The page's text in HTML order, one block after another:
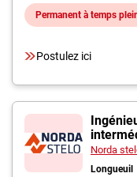
Permanent à temps
Postulez ici
Norda
Longueuil